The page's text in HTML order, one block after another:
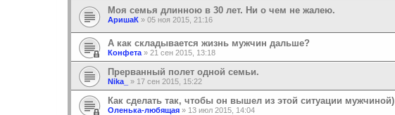
Моя семья длинною в 30 лет. Ни о чем не жалею.
АришаК » 05 ноя 2015, 21:16
А как складывается жизнь мужчин дальше?
Конфета » 21 сен 2015, 13:18
Прерванный полет одной семьи.
Nika_ » 17 сен 2015, 15:22
Как сделать так, чтобы он вышел из этой ситуации мужчиной)
Оленька-любящая » 13 июл 2015, 14:04